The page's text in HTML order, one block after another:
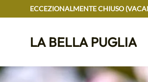
ECCEZIONALMENTE CHIUSO
LA BELLA PUGLIA